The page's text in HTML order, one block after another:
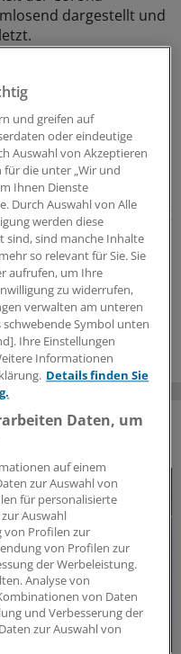
dargestellt und
der Zielgeraden
bildeten
Experten-Begutachtung
für
primäre biliäre
zerebrale
und greifen auf
oder eindeutige
Auswahl von Akzeptieren
für die unter „Wir und
Ihnen Dienste
Durch Auswahl von Alle
werden diese
sind, sind manche Inhalte
so relevant für Sie. Sie
aufrufen, um Ihre
zu widerrufen,
verwalten am unteren
Symbol unten
Ihre Einstellungen
Informationen
Details finden Sie
Daten, um
auf einem
zur Auswahl von
für personalisierte
Auswahl
von Profilen zur
von Profilen zur
der Werbeleistung.
Analyse von
von Daten
und Verbesserung der
zur Auswahl von